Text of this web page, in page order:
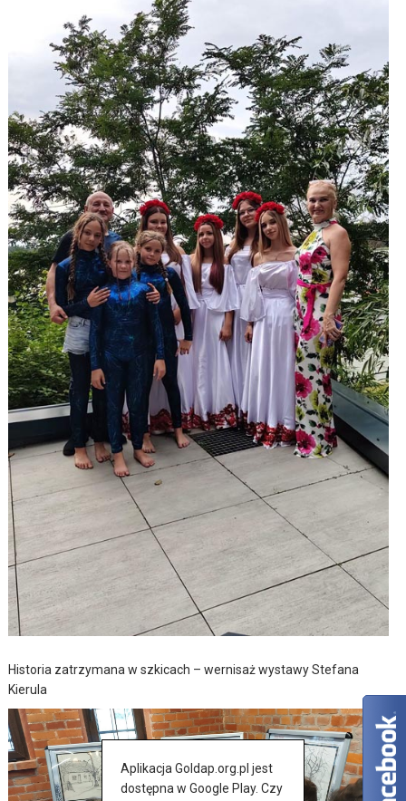
Historia zatrzymana w szkicach – wernisaż wystawy Stefana
Kierula
Aplikacja Goldap.org.pl jest
dostępna w Google Play. Czy